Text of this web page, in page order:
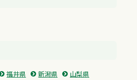
福井県 新潟県
山梨県